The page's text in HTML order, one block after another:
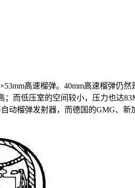
高速榴弹。40mm高速榴弹仍
而低压室的空间较小，压力也达
动榴弹发射器，而德国的GMG、新